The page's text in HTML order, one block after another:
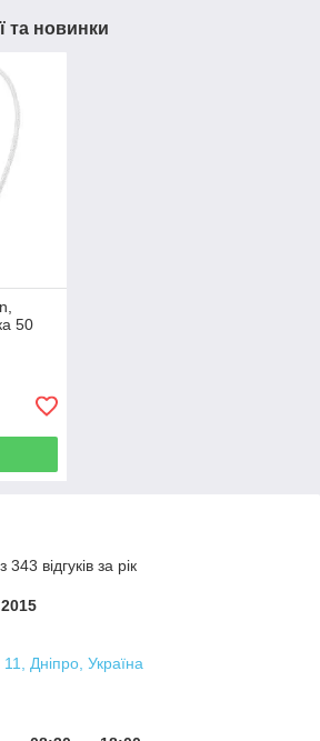
та новинки
50
відгуків за рік
Дніпро, Україна